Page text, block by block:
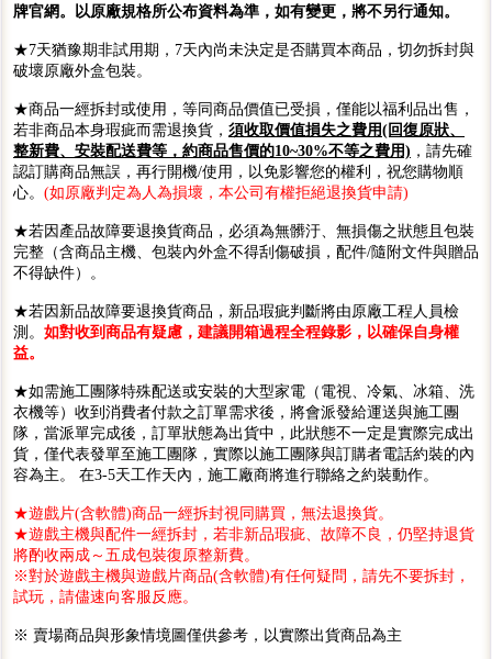
牌官網。以原廠規格所公布資料為準，如有變更，將不另行通知。
★7天猶豫期非試用期，7天內尚未決定是否購買本商品，切勿拆封與
破壞原廠外盒包裝。
★商品一經拆封或使用，等同商品價值已受損，僅能以福利品出售，
若非商品本身瑕疵而需退換貨， 須收取價值損失之費用(回復原狀、
整新費、安裝配送費等，約商品售價的10~30%不等之費用) ，請先確
認訂購商品無誤，再行開機/使用，以免影響您的權利，祝您購物順
心。 (如原廠判定為人為損壞，本公司有權拒絕退換貨申請)
★若因產品故障要退換貨商品，必須為無髒汙、無損傷之狀態且包裝
完整（含商品主機、包裝內外盒不得刮傷破損，配件/隨附文件與贈品
不得缺件）。
★若因新品故障要退換貨商品，新品瑕疵判斷將由原廠工程人員檢
測。 如對收到商品有疑慮，建議開箱過程全程錄影，以確保自身權
益。
★如需施工團隊特殊配送或安裝的大型家電（電視、冷氣、冰箱、洗
衣機等）收到消費者付款之訂單需求後，將會派發給運送與施工團
隊，當派單完成後，訂單狀態為出貨中，此狀態不一定是實際完成出
貨，僅代表發單至施工團隊，實際以施工團隊與訂購者電話約裝的內
容為主。 在3-5天工作天內，施工廠商將進行聯絡之約裝動作。
★遊戲片(含軟體)商品一經拆封視同購買，無法退換貨。
★遊戲主機與配件一經拆封，若非新品瑕疵、故障不良，仍堅持退貨
將酌收兩成～五成包裝復原整新費。
※對於遊戲主機與遊戲片商品(含軟體)有任何疑問，請先不要拆封，
試玩，請儘速向客服反應。
※ 賣場商品與形象情境圖僅供參考，以實際出貨商品為主